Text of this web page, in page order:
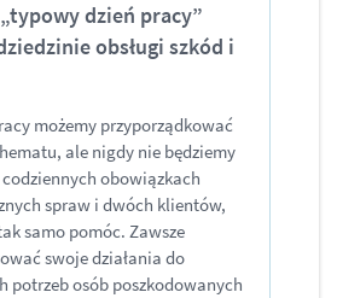
dzień pracy”
obsługi szkód i
możemy przyporządkować
ale nigdy nie będziemy
obowiązkach
spraw i dwóch klientów,
samo pomóc. Zawsze
swoje działania do
potrzeb osób poszkodowanych